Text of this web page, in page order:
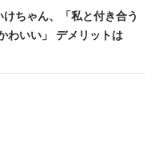
ちゃん、「私と付き合う
わいい」 デメリットは